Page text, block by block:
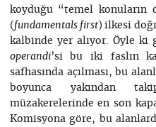
koyduğu “temel konuların
( fundamentals first) ilkesi
kalbinde yer alıyor. Öyle ki
operandi’si bu iki faslın
safhasında açılması, bu
boyunca yakından
müzakerelerinde en son
Komisyona göre, bu